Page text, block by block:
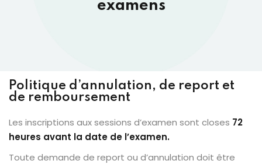
examens
Politique d’annulation, de report et
de remboursement
Les inscriptions aux sessions d’examen sont closes 72
heures avant la date de l’examen.
Toute demande de report ou d’annulation doit être